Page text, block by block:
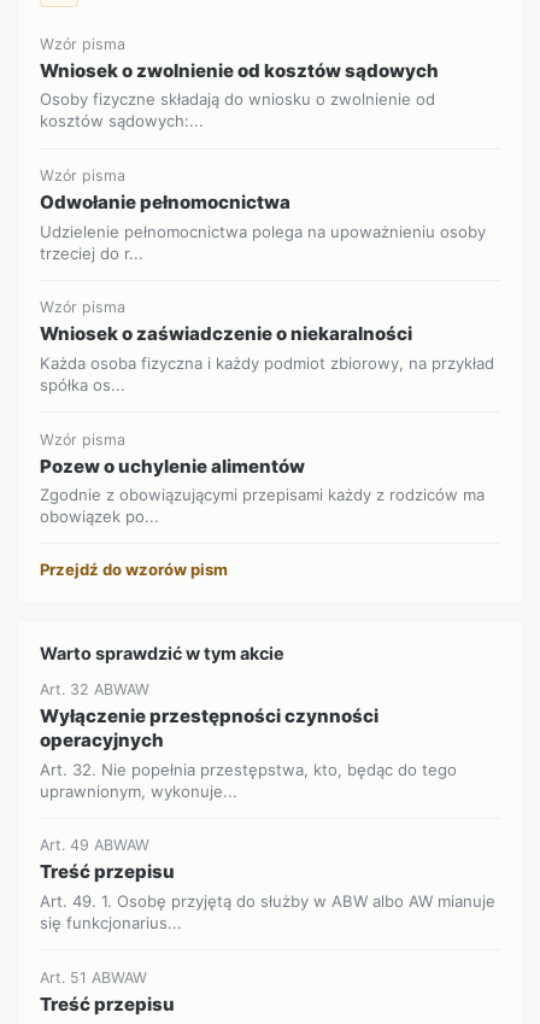
Wzór pisma
Wniosek o zwolnienie od kosztów sądowych
Osoby fizyczne składają do wniosku o zwolnienie od
kosztów sądowych:...
Wzór pisma
Odwołanie pełnomocnictwa
Udzielenie pełnomocnictwa polega na upoważnieniu osoby
trzeciej do r...
Wzór pisma
Wniosek o zaświadczenie o niekaralności
Każda osoba fizyczna i każdy podmiot zbiorowy, na przykład
spółka os...
Wzór pisma
Pozew o uchylenie alimentów
Zgodnie z obowiązującymi przepisami każdy z rodziców ma
obowiązek po...
Przejdź do wzorów pism
Warto sprawdzić w tym akcie
Art. 32 ABWAW
Wyłączenie przestępności czynności
operacyjnych
Art. 32. Nie popełnia przestępstwa, kto, będąc do tego
uprawnionym, wykonuje...
Art. 49 ABWAW
Treść przepisu
Art. 49. 1. Osobę przyjętą do służby w ABW albo AW mianuje
się funkcjonarius...
Art. 51 ABWAW
Treść przepisu